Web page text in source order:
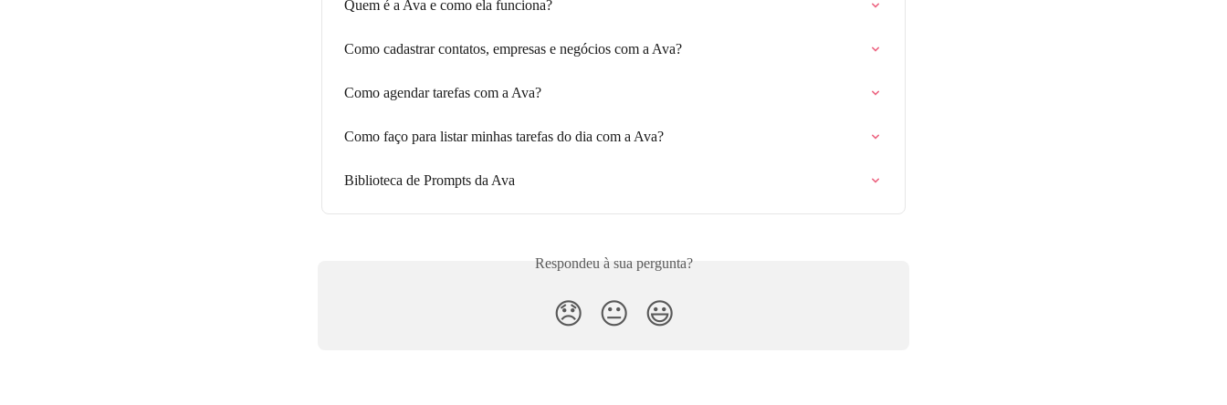
Quem é a Ava e como ela funciona?
Como cadastrar contatos, empresas e negócios com a Ava?
Como agendar tarefas com a Ava?
Como faço para listar minhas tarefas do dia com a Ava?
Biblioteca de Prompts da Ava
Respondeu à sua pergunta?
😞 😐 😃